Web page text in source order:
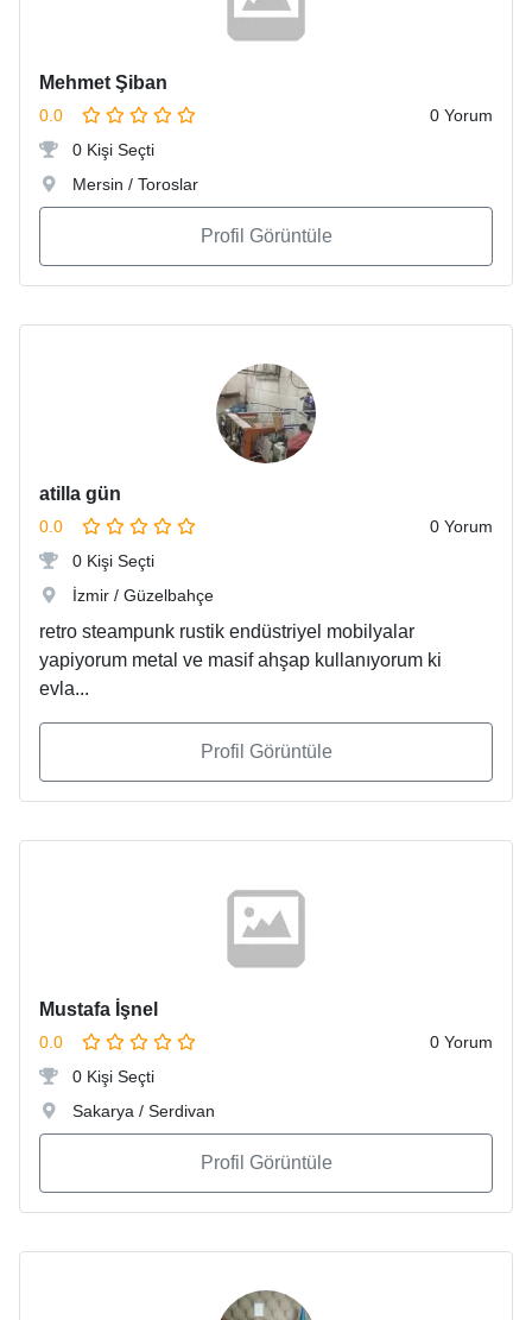
Mehmet Şiban
0.0
0 Yorum
0 Kişi Seçti
Mersin / Toroslar
Profil Görüntüle
atilla gün
0.0
0 Yorum
0 Kişi Seçti
İzmir / Güzelbahçe
retro steampunk rustik endüstriyel mobilyalar
yapiyorum metal ve masif ahşap kullanıyorum ki
evla...
Profil Görüntüle
Mustafa İşnel
0.0
0 Yorum
0 Kişi Seçti
Sakarya / Serdivan
Profil Görüntüle